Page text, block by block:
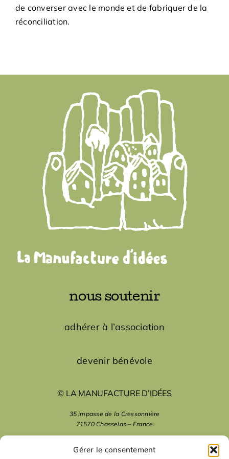
Gérer le consentement
de converser avec le monde et de fabriquer de la
réconciliation.
nous soutenir
adhérer à l’association
devenir bénévole
© LA MANUFACTURE D’IDÉES
35 impasse de la Cressonnière
71570 Chasselas – France
mentions légales